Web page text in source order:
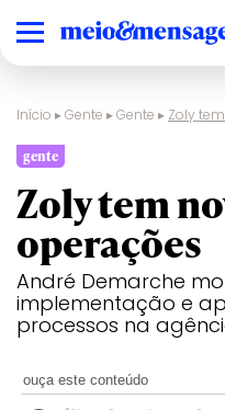
Início ▸Gente ▸Gente ▸ Zoly
gente
Zoly tem
operações
André Demarche
implementação e
processos na
ouça este conteúdo